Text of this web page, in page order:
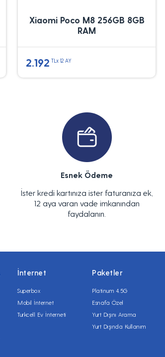
Xiaomi Poco M8 256GB 8GB
RAM
2.192 TLx 12 AY
Esnek Ödeme
İster kredi kartınıza ister faturanıza ek,
12 aya varan vade imkanından
faydalanın.
İnternet
Superbox
Mobil İnternet
Turkcell Ev İnterneti
Paketler
Platinum 4.5G
Esnafa Özel
Yurt Dışını Arama
Yurt Dışında Kullanım